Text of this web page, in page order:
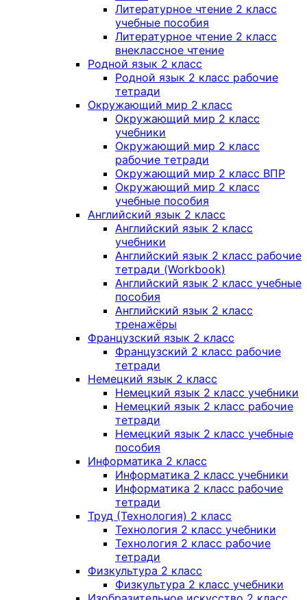
Литературное чтение 2 класс
учебные пособия
Литературное чтение 2 класс
внеклассное чтение
Родной язык 2 класс
Родной язык 2 класс рабочие
тетради
Окружающий мир 2 класс
Окружающий мир 2 класс
учебники
Окружающий мир 2 класс
рабочие тетради
Окружающий мир 2 класс ВПР
Окружающий мир 2 класс
учебные пособия
Английский язык 2 класс
Английский язык 2 класс
учебники
Английский язык 2 класс рабочие
тетради (Workbook)
Английский язык 2 класс учебные
пособия
Английский язык 2 класс
тренажёры
Французский язык 2 класс
Французский 2 класс рабочие
тетради
Немецкий язык 2 класс
Немецкий язык 2 класс учебники
Немецкий язык 2 класс рабочие
тетради
Немецкий язык 2 класс учебные
пособия
Информатика 2 класс
Информатика 2 класс учебники
Информатика 2 класс рабочие
тетради
Труд (Технология) 2 класс
Технология 2 класс учебники
Технология 2 класс рабочие
тетради
Физкультура 2 класс
Физкультура 2 класс учебники